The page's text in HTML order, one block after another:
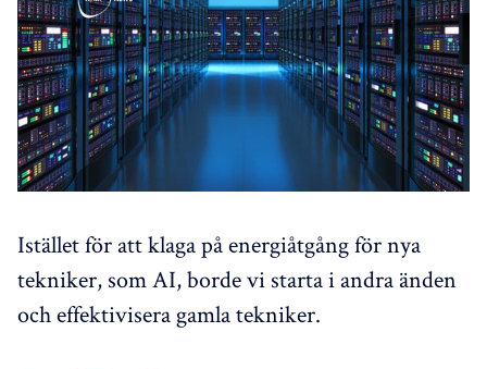
Istället för att klaga på energiåtgång för nya
tekniker, som AI, borde vi starta i andra änden
och effektivisera gamla tekniker.